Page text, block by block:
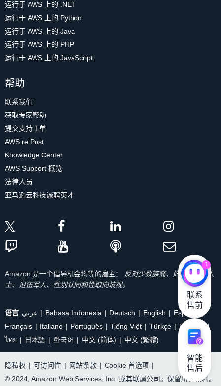
运行于 AWS 上的 .NET
运行于 AWS 上的 Python
运行于 AWS 上的 Java
运行于 AWS 上的 PHP
运行于 AWS 上的 JavaScript
帮助
联系我们
获取专家帮助
提交支持工单
AWS re:Post
Knowledge Center
AWS Support 概览
法律人员
亚马逊云科技诚聘英才
Amazon 是一个倡导机会均等的雇主：
反对少数族裔、妇女、残疾人
士、退伍军人、性别认同和性取向歧视。
语言 عربي Bahasa Indonesia Deutsch English
Español
Français
Italiano Português Tiếng Việt Türkçe
Ρусский
ไทย
日本語 한국어 中文 (简体) 中文 (繁體)
隐私权 | 可访问性 | 网站条款 | Cookie 首选项 |
© 2024, Amazon Web Services, Inc. 或其联属公司。保留所有权利。
1
联系
售前
智能
售后